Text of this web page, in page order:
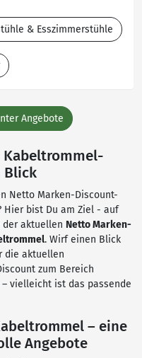
& Esszimmerstühle
Angebote
Kabeltrommel-
Blick
Netto Marken-Discount-
Hier bist Du am Ziel - auf
der aktuellen Netto Marken-
. Wirf einen Blick
die aktuellen
zum Bereich
vielleicht ist das passende
– eine
Angebote